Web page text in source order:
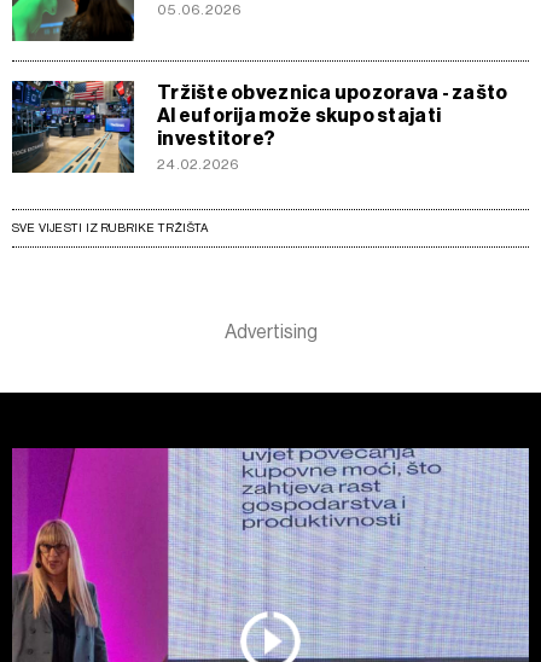
05.06.2026
Tržište obveznica upozorava - zašto
AI euforija može skupo stajati
investitore?
24.02.2026
SVE VIJESTI IZ RUBRIKE TRŽIŠTA